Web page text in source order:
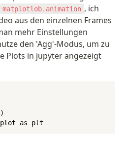
matplotlob.animation , ich
aus den einzelnen Frames
mehr Einstellungen
den 'Agg'-Modus, um zu
Plots in jupyter angezeigt
as plt